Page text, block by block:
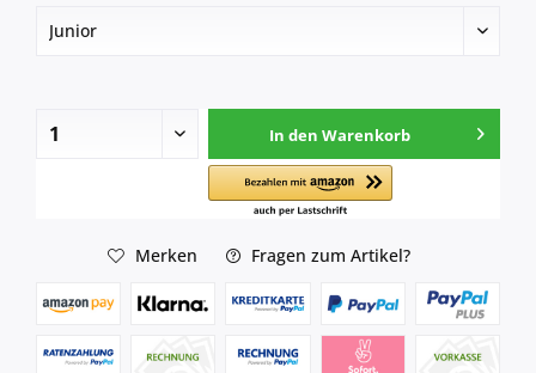
In den Warenkorb
Merken Fragen zum Artikel?